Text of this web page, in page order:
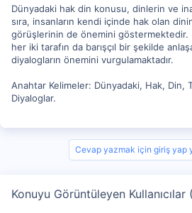
Dünyadaki hak din konusu, dinlerin ve
sıra, insanların kendi içinde hak olan
görüşlerinin de önemini göstermektedir.
her iki tarafın da barışçıl bir şekilde
diyalogların önemini vurgulamaktadır.
Anahtar Kelimeler: Dünyadaki, Hak, Din,
Diyaloglar.
Cevap yazmak için giriş yap
Konuyu Görüntüleyen Kullanıcılar